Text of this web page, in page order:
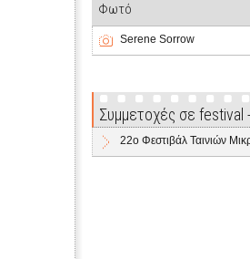
Φωτό
Serene Sorrow
Συμμετοχές σε
22ο Φεστιβάλ Ταινιών